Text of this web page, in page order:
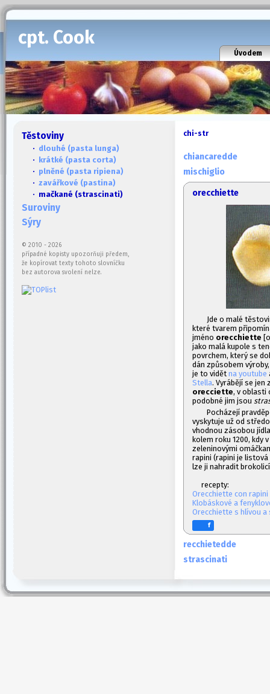
cpt. Cook
Úvodem
Těstoviny
· dlouhé (pasta lunga)
· krátké (pasta corta)
· plněné (pasta ripiena)
· zavářkové (pastina)
· mačkané (strascinati)
Suroviny
Sýry
© 2010 - 2026
případné kopisty upozorňuji předem,
že kopírovat texty tohoto slovníčku
bez autorova svolení nelze.
chi-str
chiancaredde
mischiglio
orecchiette
Jde o malé
které tvarem
jméno orecchiette
jako malá kupole s
povrchem, který se
dán způsobem
je to vidět na youtube
Stella. Vyrábějí se jen
orecciette, v oblasti
podobné jim jsou
Pocházejí
vyskytuje už od
vhodnou zásobou
kolem roku 1200, kdy
zeleninovými
rapini (rapini je listová
lze ji nahradit
recepty:
Orecchiette con rapini
Klobáskové a
Orecchiette s hlívou a
f
recchietedde
strascinati